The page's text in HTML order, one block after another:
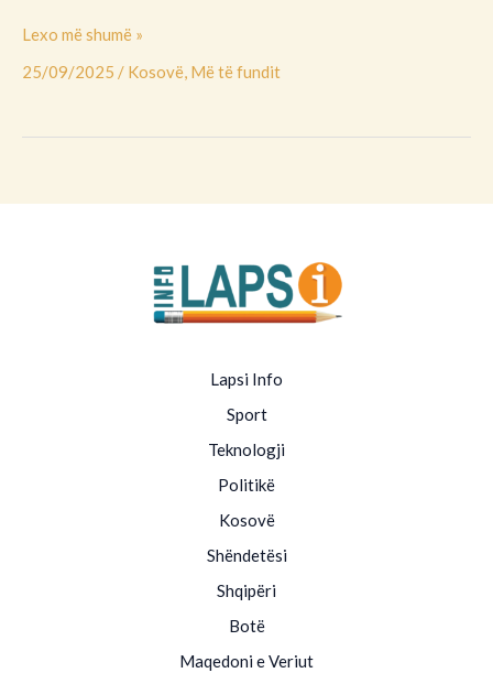
Lexo më shumë »
25/09/2025 / Kosovë, Më të fundit
Lapsi Info
Sport
Teknologji
Politikë
Kosovë
Shëndetësi
Shqipëri
Botë
Maqedoni e Veriut